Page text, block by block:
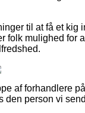
til at få et kig
mulighed for
af forhandlere
person vi